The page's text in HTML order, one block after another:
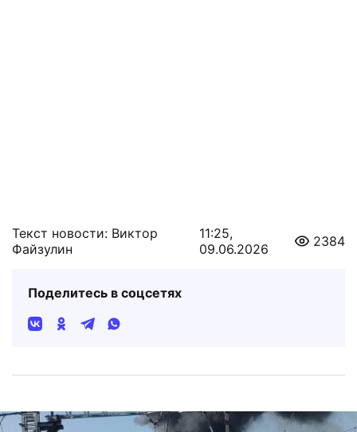
Текст новости: Виктор
Файзулин
11:25,
09.06.2026
2384
Поделитесь в соцсетях